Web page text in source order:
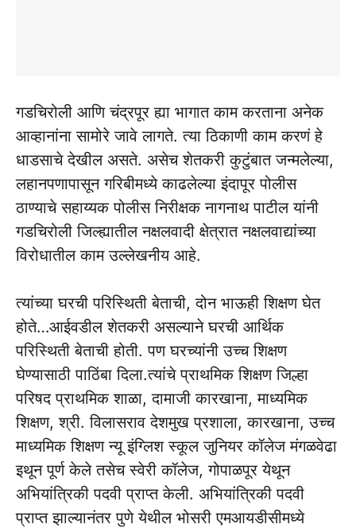
गडचिरोली आणि चंद्रपूर ह्या भागात काम करताना अनेक
आव्हानांना सामोरे जावे लागते.‌ त्या ठिकाणी काम करणं हे
धाडसाचे देखील असते. असेच शेतकरी कुटुंबात जन्मलेल्या,
लहानपणापासून गरिबीमध्ये काढलेल्या‌ इंदापूर पोलीस
ठाण्याचे सहाय्यक पोलीस निरीक्षक नागनाथ पाटील यांनी
गडचिरोली जिल्ह्यातील नक्षलवादी क्षेत्रात नक्षलवाद्यांच्या
विरोधातील काम उल्लेखनीय आहे.
त्यांच्या घरची परिस्थिती बेताची, दोन भाऊही शिक्षण घेत
होते…आईवडील शेतकरी असल्याने घरची आर्थिक
परिस्थिती‌ बेताची होती. पण घरच्यांनी उच्च शिक्षण
घेण्यासाठी पाठिंबा दिला.‌त्यांचे प्राथमिक शिक्षण जिल्हा
परिषद प्राथमिक शाळा, दामाजी कारखाना, माध्यमिक
शिक्षण, श्री. विलासराव देशमुख प्रशाला, कारखाना, उच्च
माध्यमिक शिक्षण न्यू इंग्लिश स्कूल जुनियर कॉलेज मंगळवेढा
इथून पूर्ण केले तसेच स्वेरी कॉलेज, गोपाळपूर येथून
अभियांत्रिकी पदवी प्राप्त केली. अभियांत्रिकी पदवी
प्राप्त झाल्यानंतर पुणे येथील भोसरी एमआयडीसीमध्ये